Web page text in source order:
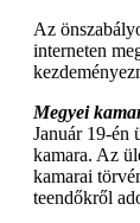
Az
interneten
Megyei
Január 19-én
kamara. Az
kamarai
teendőkről